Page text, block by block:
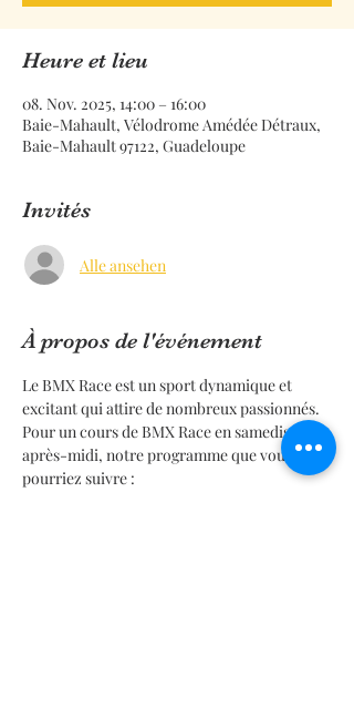
Heure et lieu
08. Nov. 2025, 14:00 – 16:00
Baie-Mahault, Vélodrome Amédée Détraux,
Baie-Mahault 97122, Guadeloupe
Invités
Alle ansehen
À propos de l'événement
Le BMX Race est un sport dynamique et
excitant qui attire de nombreux passionnés.
Pour un cours de BMX Race en samedis
après-midi, notre programme que vous
pourriez suivre :